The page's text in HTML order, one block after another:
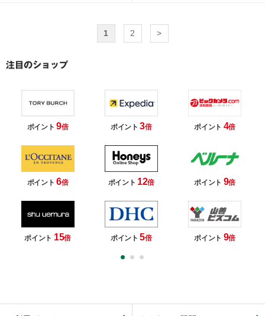
1 2 >
ポイント9倍 ポイント3倍 ポイント 4倍
ポイント6倍 ポイント 12倍 ポイント 9倍
ポイント 15倍 ポイント5倍 ポイント 9倍